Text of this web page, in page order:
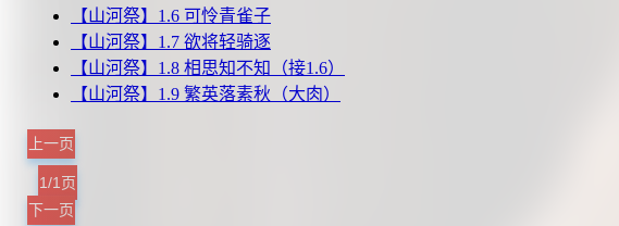
【山河祭】1.6 可怜青雀子
【山河祭】1.7 欲将轻骑逐
【山河祭】1.8 相思知不知（接1.6）
【山河祭】1.9 繁英落素秋（大肉）
上一页
1/1页
下一页